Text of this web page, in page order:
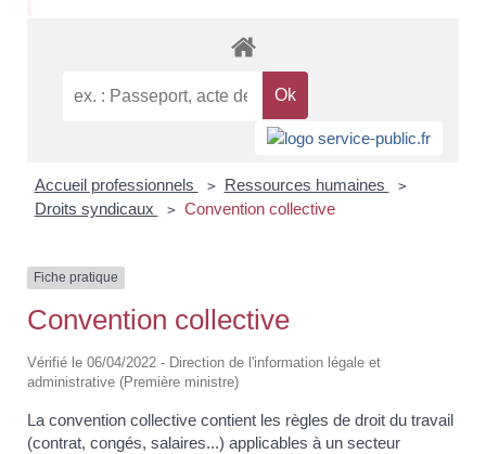
Accueil professionnels > Ressources humaines >
Droits syndicaux > Convention collective
Fiche pratique
Convention collective
Vérifié le 06/04/2022 - Direction de l'information légale et
administrative (Première ministre)
La convention collective contient les règles de droit du travail
(contrat, congés, salaires...) applicables à un secteur